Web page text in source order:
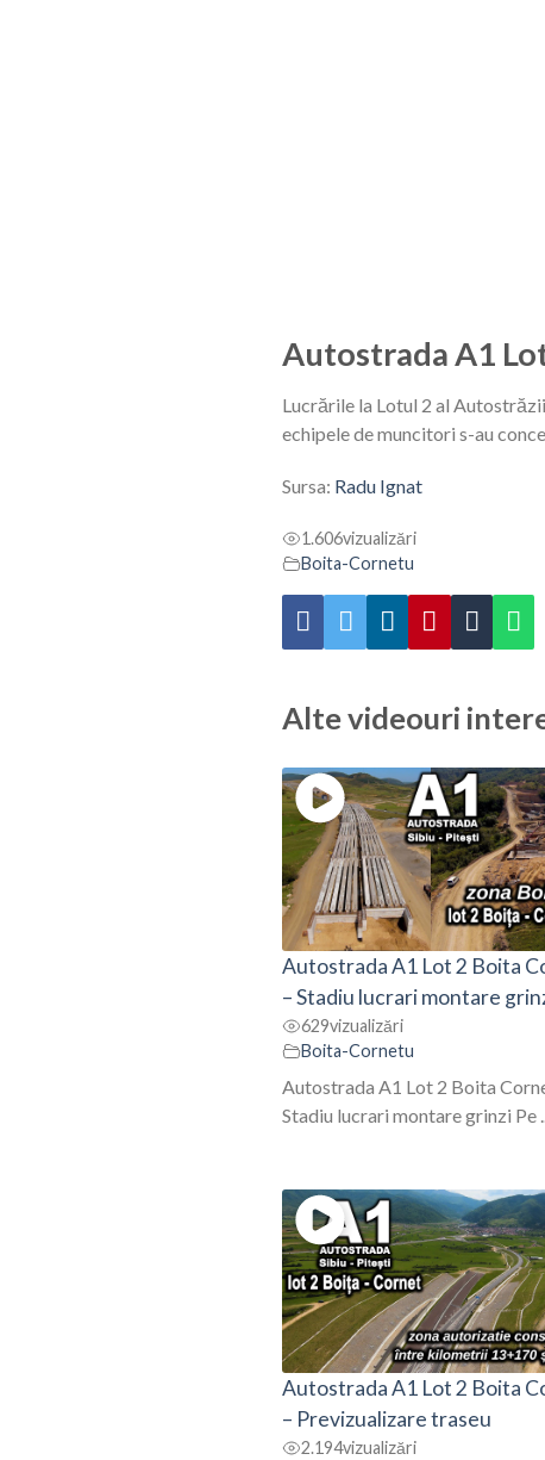
Autostrada A1
Lucrările la Lotul 2 al
echipele de muncitori s-au
Sursa: Radu Ignat
1.606vizualizări
Boita-Cornetu
Alte videouri
Autostrada A1 Lot 2 Boita
– Stadiu lucrari montare
629vizualizări
Boita-Cornetu
Autostrada A1 Lot 2 Boita
Stadiu lucrari montare grinzi Pe
Autostrada A1 Lot 2 Boita
– Previzualizare traseu
2.194vizualizări